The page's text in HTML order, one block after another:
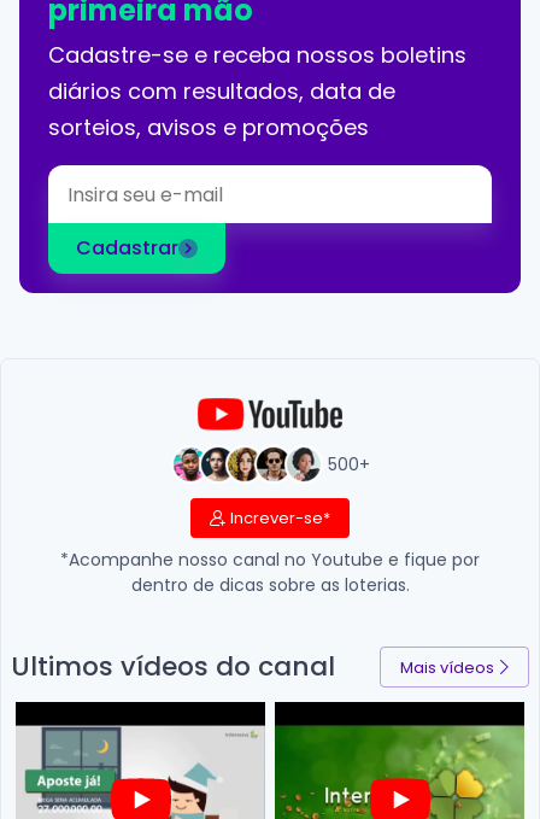
primeira mão
Cadastre-se e receba nossos boletins
diários com resultados, data de
sorteios, avisos e promoções
Cadastrar
500+
Increver-se*
*Acompanhe nosso canal no Youtube e fique por
dentro de dicas sobre as loterias.
Ultimos vídeos do canal Mais vídeos